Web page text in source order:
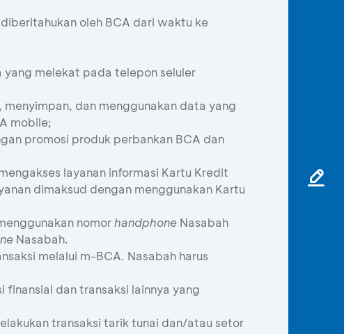
oleh BCA dari waktu ke
yang melekat pada telepon seluler
dan menggunakan data yang
mobile;
promosi produk perbankan BCA dan
layanan informasi Kartu Kredit
dimaksud dengan menggunakan Kartu
nomorhandphone Nasabah
Nasabah.
melalui m-BCA. Nasabah harus
dan transaksi lainnya yang
transaksi tarik tunai dan/atau setor